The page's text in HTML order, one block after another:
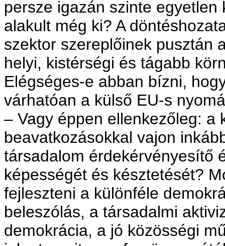
persze igazán szinte
alakult még ki? A
szektor szereplőinek pusztán
helyi, kistérségi és tágabb
Elégséges-e abban bízni,
várhatóan a külső EU-s
– Vagy éppen ellenkezőleg: a
beavatkozásokkal vajon
társadalom érdekérvényesítő
képességét és késztetését?
fejleszteni a különféle
beleszólás, a társadalmi
demokrácia, a jó közösségi